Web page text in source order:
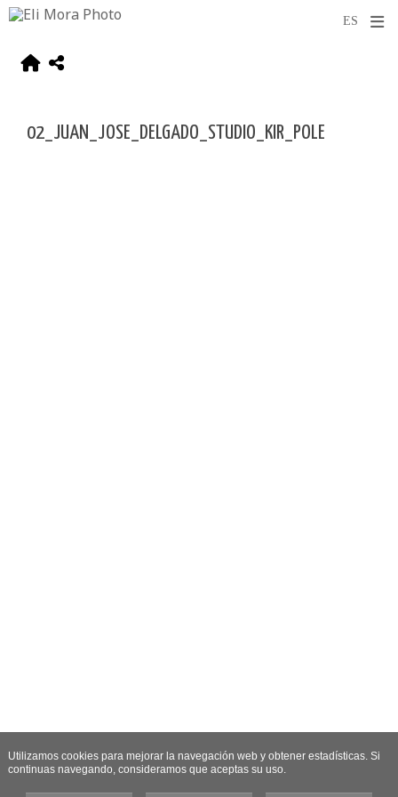
02_JUAN_JOSE_DELGADO_STUDIO_KIR_POLE
Utilizamos cookies para mejorar la navegación web y obtener estadísticas. Si
continuas navegando, consideramos que aceptas su uso.